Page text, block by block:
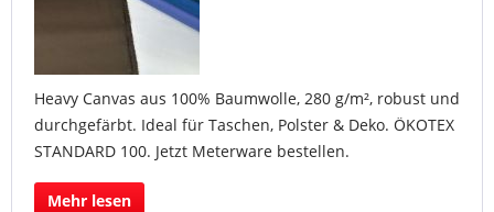
Heavy Canvas aus 100% Baumwolle, 280 g/m², robust und
durchgefärbt. Ideal für Taschen, Polster & Deko. ÖKOTEX
STANDARD 100. Jetzt Meterware bestellen.
Mehr lesen